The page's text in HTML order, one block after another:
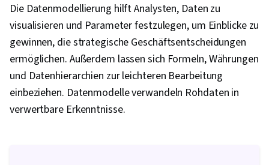
Konsolidierung, Abfragesprachen,
Datenerfassung, Erstellung des Dashboards,
Engagement fördern, Leitlinien für die
Zugänglichkeit von Webinhalten, Technische
Kommunikation, Gestaltungselemente und -
prinzipien
Die Datenmodellierung hilft Analysten, Daten zu
visualisieren und Parameter festzulegen, um Einblicke zu
gewinnen, die strategische Geschäftsentscheidungen
ermöglichen. Außerdem lassen sich Formeln, Währungen
und Datenhierarchien zur leichteren Bearbeitung
einbeziehen. Datenmodelle verwandeln Rohdaten in
verwertbare Erkenntnisse.